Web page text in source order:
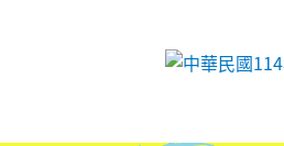
跳到主要內容